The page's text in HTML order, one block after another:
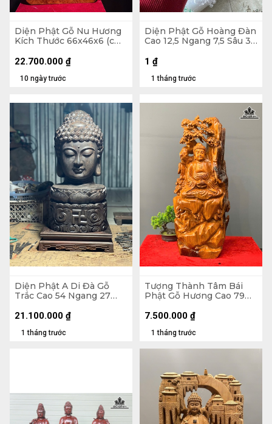
Diện Phật Gỗ Nu Hương
Kích Thước 66x46x6 (cm)
10 ngày trước
22.700.000 ₫
Diện Phật Gỗ Hoàng Đàn
Cao 12,5 Ngang 7,5 Sâu 3,5
1 tháng trước
1 ₫
Diện Phật A Di Đà Gỗ
Trắc Cao 54 Ngang 27
(cm)
1 tháng trước
21.100.000 ₫
Tượng Thành Tâm Bái
Phật Gỗ Hương Cao 79
1 tháng trước
7.500.000 ₫